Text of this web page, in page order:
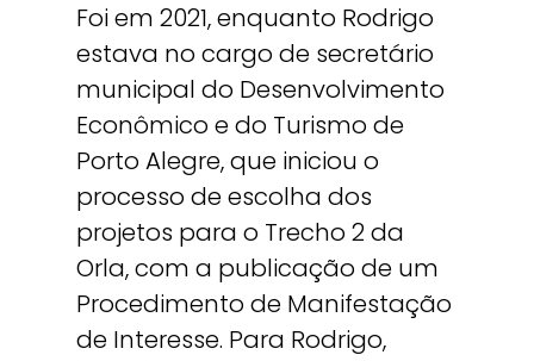
Foi em 2021, enquanto Rodrigo
estava no cargo de secretário
municipal do Desenvolvimento
Econômico e do Turismo de
Porto Alegre, que iniciou o
processo de escolha dos
projetos para o Trecho 2 da
Orla, com a publicação de um
Procedimento de Manifestação
de Interesse. Para Rodrigo,